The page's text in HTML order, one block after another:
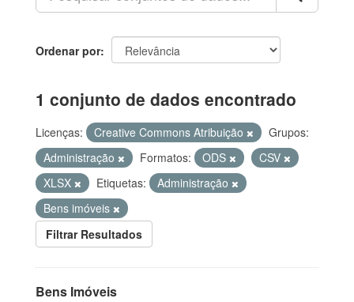
Ordenar por
1 conjunto de dados encontrado
Licenças: Creative Commons Atribuição
Grupos:
Administração
Formatos: ODS
CSV
XLSX
Etiquetas:
Administração
Bens imóveis
Filtrar Resultados
Bens Imóveis